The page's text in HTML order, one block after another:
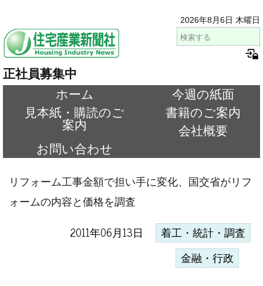
2026年8月6日 木曜日
正社員募集中
ホーム
今週の紙面
見本紙・購読のご
案内
書籍のご案内
会社概要
お問い合わせ
リフォーム工事金額で担い手に変化、国交省がリフ
ォームの内容と価格を調査
2011年06月13日 着工・統計・調査
金融・行政